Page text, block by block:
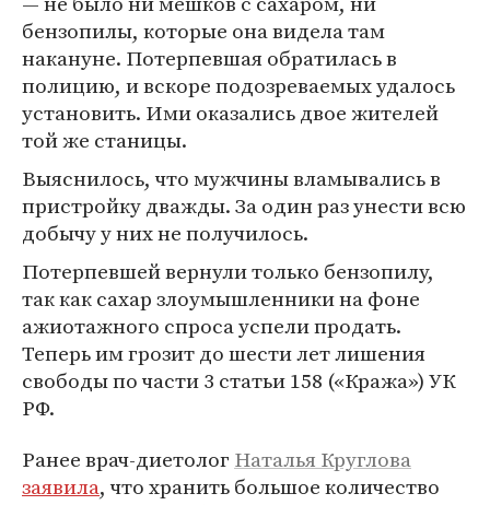
бензопилы, которые она видела там
накануне. Потерпевшая обратилась в
полицию, и вскоре подозреваемых удалось
установить. Ими оказались двое жителей
той же станицы.
Выяснилось, что мужчины вламывались в
пристройку дважды. За один раз унести всю
добычу у них не получилось.
Потерпевшей вернули только бензопилу,
так как сахар злоумышленники на фоне
ажиотажного спроса успели продать.
Теперь им грозит до шести лет лишения
свободы по части 3 статьи 158 («Кража») УК
РФ.
Ранее врач-диетолог Наталья Круглова
заявила, что хранить большое количество